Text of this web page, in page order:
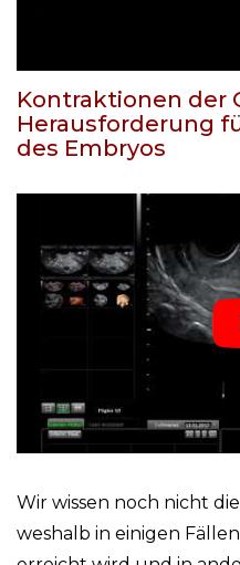
Kontraktionen der
Herausforderung
des Embryos
Wir wissen noch nicht
weshalb in einigen